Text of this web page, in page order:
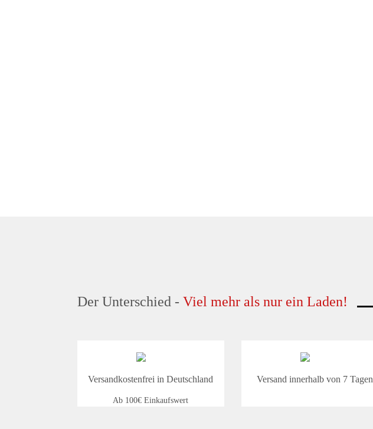
Der Unterschied - Viel mehr als nur ein Laden!
Versandkostenfrei in Deutschland
Ab 100€ Einkaufswert
Versand innerhalb von 7 Tagen